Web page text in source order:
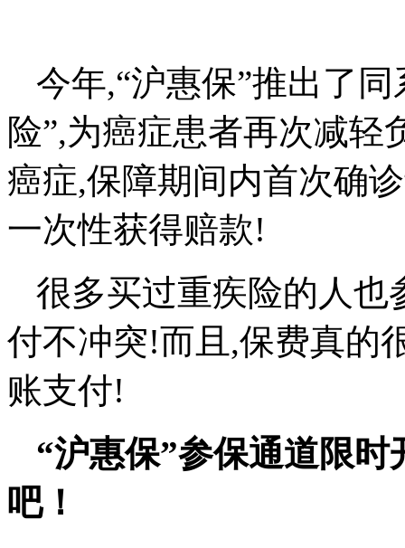
今年,“沪惠保”推出了
险”,为癌症患者再次减轻
癌症,保障期间内首次确
一次性获得赔款!
很多买过重疾险的人也
付不冲突!而且,保费真的
账支付!
“沪惠保”参保通道限时
吧！